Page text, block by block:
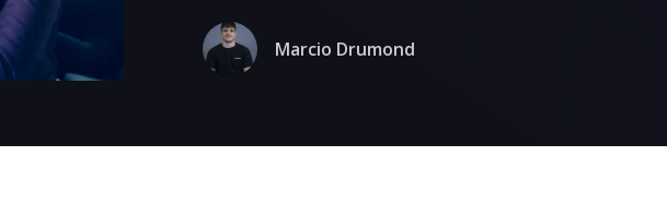
Marcio Drumond